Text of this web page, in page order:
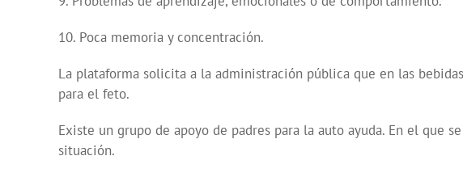
10. Poca memoria y concentración.
La plataforma solicita a la administración pública que en las
para el feto.
Existe un grupo de apoyo de padres para la auto ayuda. En el que
situación.